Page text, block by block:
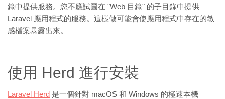
錄中提供服務。您不應試圖在 "Web 目錄" 的子目錄中提供
Laravel 應用程式的服務。這樣做可能會使應用程式中存在的敏
感檔案暴露出來。
使用 Herd 進行安裝
Laravel Herd 是一個針對 macOS 和 Windows 的極速本機